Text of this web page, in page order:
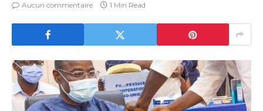
Aucun commentaire
1 Min Read